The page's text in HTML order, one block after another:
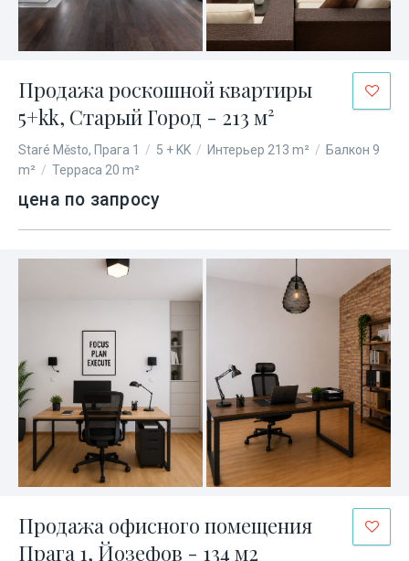
Продажа роскошной квартиры
5+kk, Старый Город - 213 м²
Staré Město, Прага 1 / 5 + KK / Интерьер 213 m² / Балкон 9
m² / Терраса 20 m²
цена по запросу
Продажа офисного помещения
Прага 1, Йозефов - 134 м2